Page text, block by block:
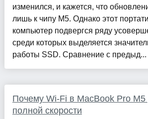
изменился, и кажется, что
лишь к чипу M5. Однако этот
компьютер подвергся ряду
среди которых выделяется
работы SSD. Сравнение с предыд...
Почему Wi-Fi в MacBook Pro M5
полной скорости